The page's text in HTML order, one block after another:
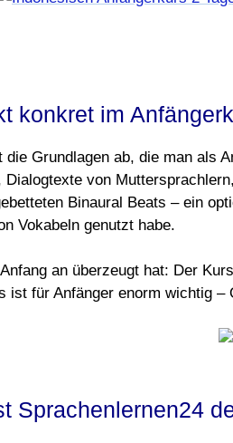
konkret im
die Grundlagen ab, die man als
Dialogtexte von
Binaural Beats – ein
Vokabeln genutzt habe.
an überzeugt hat: Der
ist für Anfänger enorm wichtig –
Sprachenlernen24